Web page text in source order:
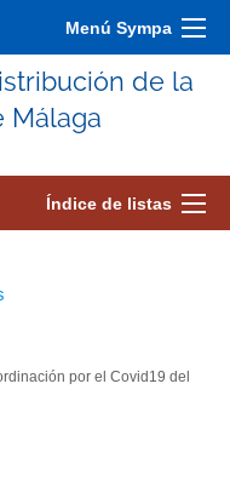
Menú Sympa
de la
Málaga
Índice de listas
por el Covid19 del